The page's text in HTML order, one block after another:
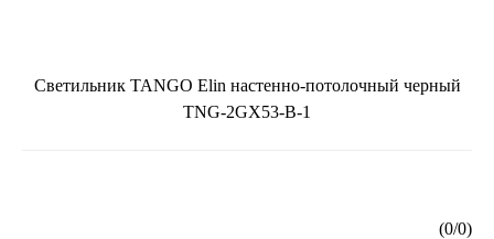
Светильник TANGO Elin настенно-потолочный черный
TNG-2GX53-B-1
(0/0)